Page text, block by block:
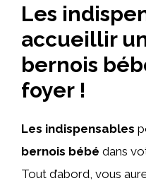
Les
accueillir
bernois
foyer !
Les indispensables
bernois bébé dans
Tout d’abord, vous